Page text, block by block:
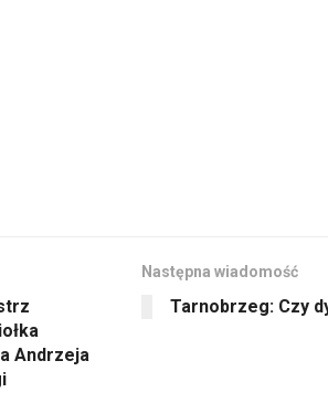
Andrzeja
Następna wiadomość
Tarnobrzeg: Czy